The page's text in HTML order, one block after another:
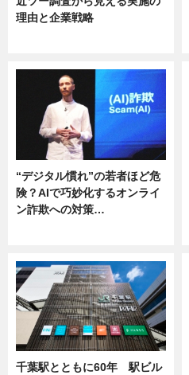
理由と企業戦略
“デジタル慣れ”の若者ほど危
険？AIで巧妙化するオンライ
ン詐欺への対策…
千葉駅とともに60年 駅ビル